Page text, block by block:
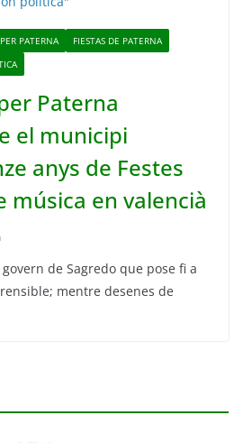
PATERNA
FIESTAS DE PATERNA
Paterna
el municipi
anys de Festes
música en valencià
de Sagredo que pose fi a
mentre desenes de